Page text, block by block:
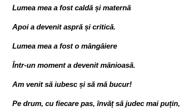
Lumea mea a fost caldă și maternă
Apoi a devenit aspră și critică.
Lumea mea a fost o mângâiere
Într-un moment a devenit mânioasă.
Am venit să iubesc și să mă bucur!
Pe drum, cu fiecare pas, învăț să judec mai puțin,